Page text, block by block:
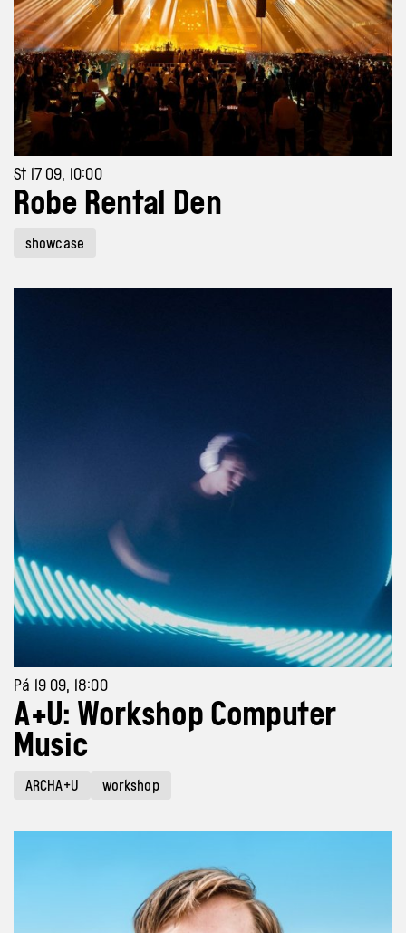
St 17 09, 10:00
Robe Rental Den
showcase
Pá 19 09, 18:00
A+U: Workshop Computer
Music
ARCHA+U workshop